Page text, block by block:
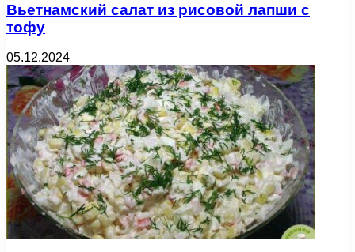
Вьетнамский салат из рисовой лапши с
тофу
05.12.2024